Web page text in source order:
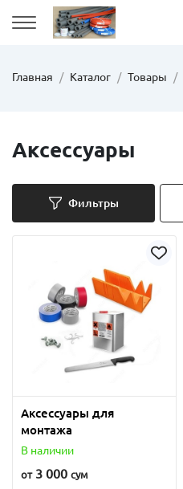
Главная Каталог Товары
Аксессуары
Фильтры
Аксессуары для
монтажа
В наличии
от3 000 сум